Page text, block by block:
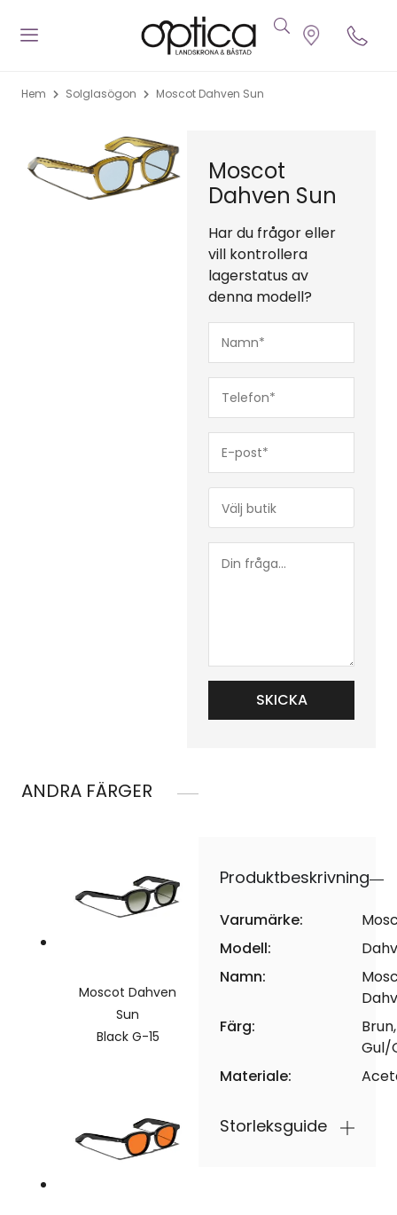
Hem Solglasögon Moscot Dahven Sun
Moscot
Dahven Sun
Har du frågor eller
vill kontrollera
lagerstatus av
denna modell?
post*
(Obligatoriskt)
(Obligatoriskt)
fråga...
ANDRA FÄRGER
Moscot Dahven
Sun
Black G-15
Produktbeskrivning
Varumärke:
Modell:
Namn:
Färg:
Brun,
Gul/
Materiale:
Storleksguide